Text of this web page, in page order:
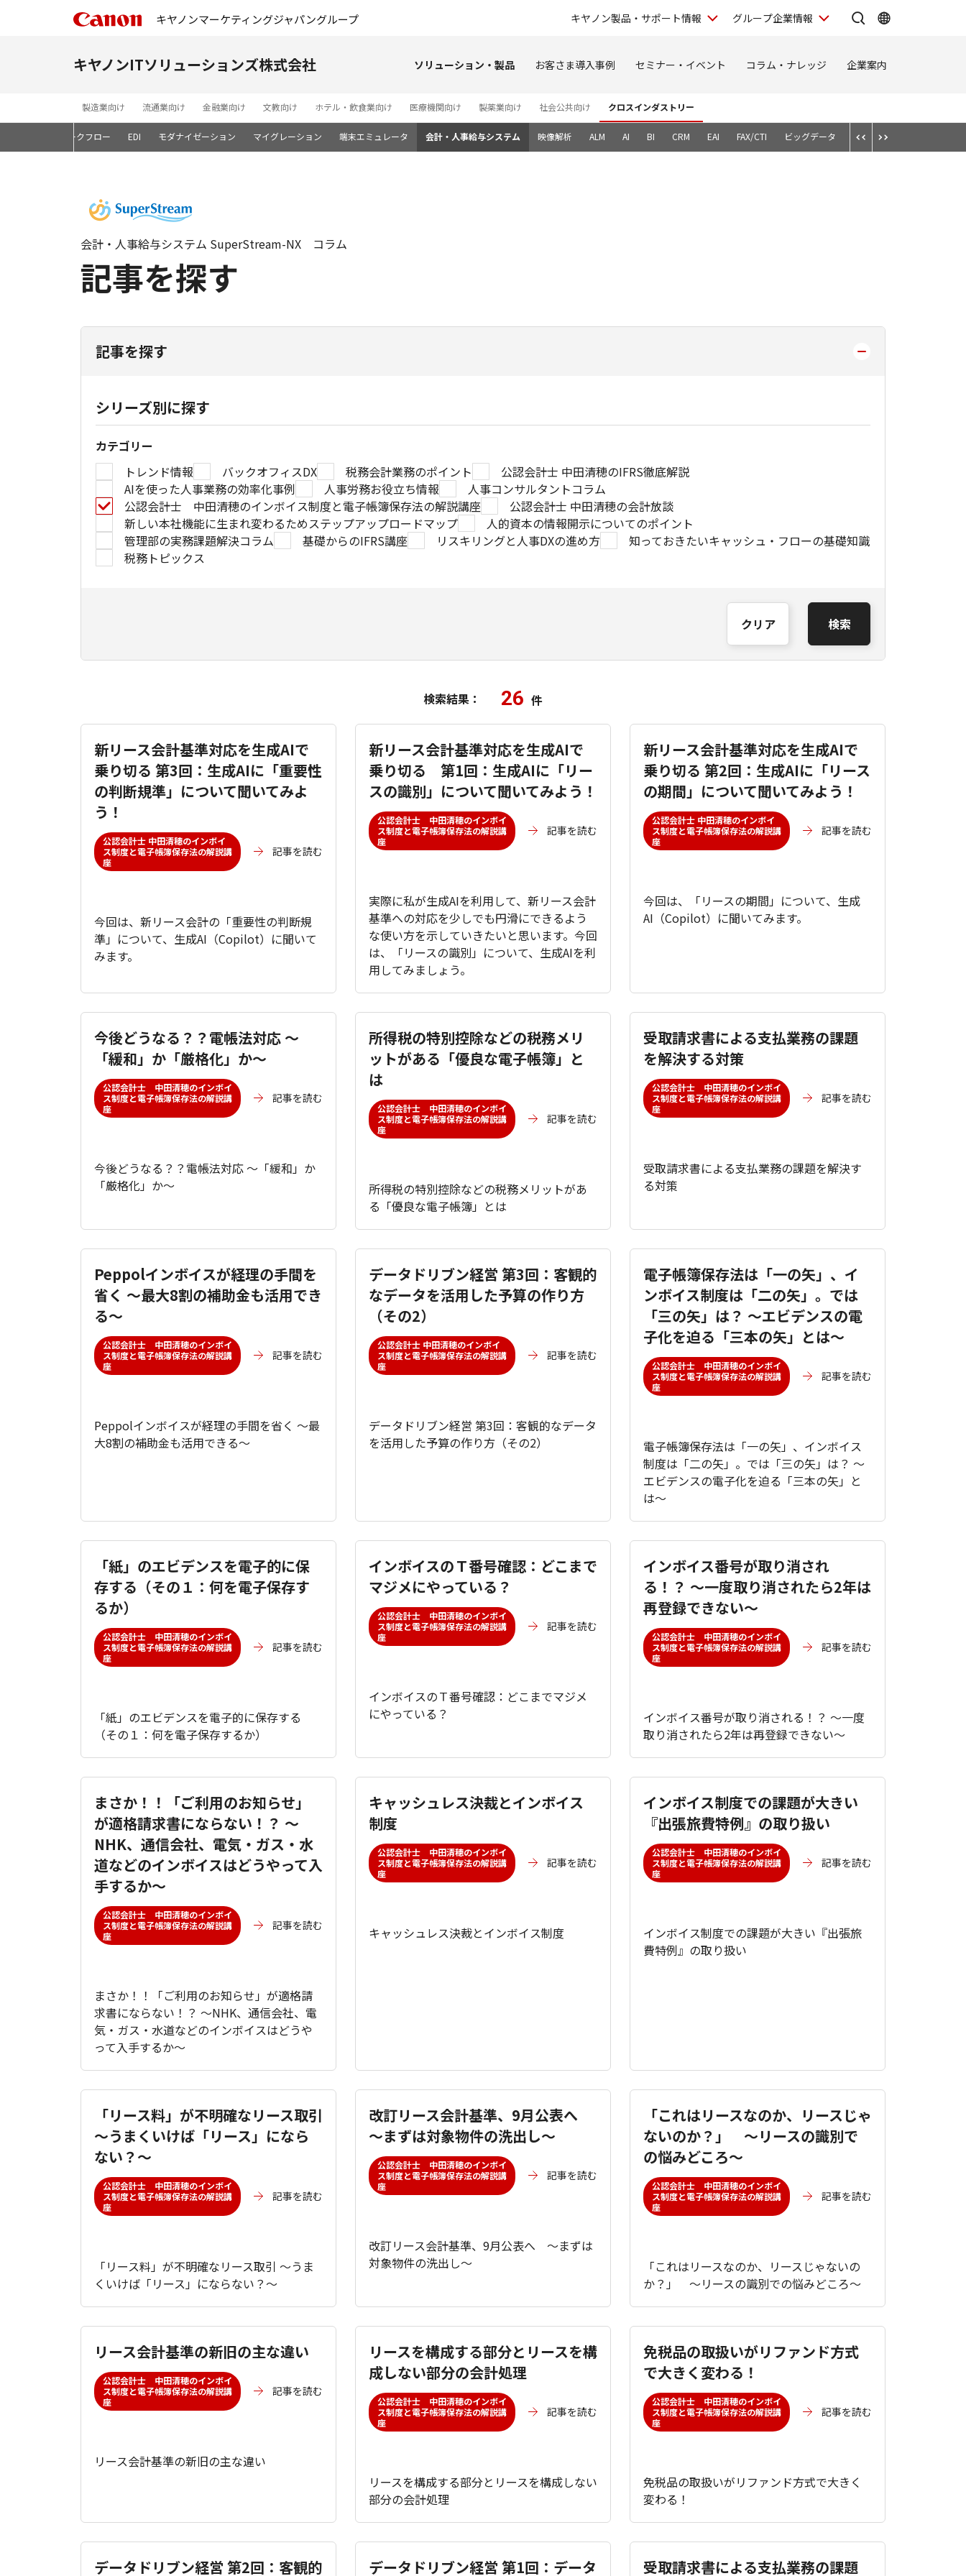
キヤノンマーケティングジャパングループ キヤノン製品・サポート情報 グループ企業情報
キヤノンITソリューションズ株式会社 ソリューション・製品 お客さま導入事例 セミナー・イベント コラム・ナレッジ 企業案内
製造業向け 流通業向け 金融業向け 文教向け ホテル・飲食業向け 医療機関向け 製薬業向け 社会公共向け クロスインダストリー
ワークフロー EDI モダナイゼーション マイグレーション 端末エミュレータ 会計・人事給与システム 映像解析 ALM AI BI CRM EAI FAX/CTI ビッグデータ スマートデバイス
記事を探す
会計・人事給与システム SuperStream-NX コラム
記事を探す
シリーズ別に探す
カテゴリー
トレンド情報
バックオフィスDX 税務会計業務のポイント
公認会計士 中田清穂のIFRS徹底解説
AIを使った人事業務の効率化事例
人事労務お役立ち情報
人事コンサルタントコラム
公認会計士 中田清穂のインボイス制度と電子帳簿保存法の解説講座
公認会計士 中田清穂の会計放談
新しい本社機能に生まれ変わるためステップアップロードマップ
人的資本の情報開示についてのポイント
管理部の実務課題解決コラム
基礎からのIFRS講座 リスキリングと人事DXの進め方
知っておきたいキャッシュ・フローの基礎知識
税務トピックス
クリア 検索
検索結果： 26 件
新リース会計基準対応を生成AIで
乗り切る 第3回：生成AIに「重要性
の判断規準」について聞いてみよ
う！
公認会計士 中田清穂のインボイ
ス制度と電子帳簿保存法の解説講
座
記事を読む
今回は、新リース会計の「重要性の判断規
準」について、生成AI（Copilot）に聞いて
みます。
新リース会計基準対応を生成AIで
乗り切る 第1回：生成AIに「リー
スの識別」について聞いてみよう！
公認会計士 中田清穂のインボイ
ス制度と電子帳簿保存法の解説講
座
記事を読む
実際に私が生成AIを利用して、新リース会計
基準への対応を少しでも円滑にできるよう
な使い方を示していきたいと思います。今回
は、「リースの識別」について、生成AIを利
用してみましょう。
新リース会計基準対応を生成AIで
乗り切る 第2回：生成AIに「リース
の期間」について聞いてみよう！
公認会計士 中田清穂のインボイ
ス制度と電子帳簿保存法の解説講
座
記事を読む
今回は、「リースの期間」について、生成
AI（Copilot）に聞いてみます。
今後どうなる？？電帳法対応 ～
「緩和」か「厳格化」か～
公認会計士 中田清穂のインボイ
ス制度と電子帳簿保存法の解説講
座
記事を読む
今後どうなる？？電帳法対応 ～「緩和」か
「厳格化」か～
所得税の特別控除などの税務メリ
ットがある「優良な電子帳簿」と
は
公認会計士 中田清穂のインボイ
ス制度と電子帳簿保存法の解説講
座
記事を読む
所得税の特別控除などの税務メリットがあ
る「優良な電子帳簿」とは
受取請求書による支払業務の課題
を解決する対策
公認会計士 中田清穂のインボイ
ス制度と電子帳簿保存法の解説講
座
記事を読む
受取請求書による支払業務の課題を解決す
る対策
Peppolインボイスが経理の手間を
省く ～最大8割の補助金も活用でき
る～
公認会計士 中田清穂のインボイ
ス制度と電子帳簿保存法の解説講
座
記事を読む
Peppolインボイスが経理の手間を省く ～最
大8割の補助金も活用できる～
データドリブン経営 第3回：客観的
なデータを活用した予算の作り方
（その2）
公認会計士 中田清穂のインボイ
ス制度と電子帳簿保存法の解説講
座
記事を読む
データドリブン経営 第3回：客観的なデータ
を活用した予算の作り方（その2）
電子帳簿保存法は「一の矢」、イ
ンボイス制度は「二の矢」。では
「三の矢」は？ ～エビデンスの電
子化を迫る「三本の矢」とは～
公認会計士 中田清穂のインボイ
ス制度と電子帳簿保存法の解説講
座
記事を読む
電子帳簿保存法は「一の矢」、インボイス
制度は「二の矢」。では「三の矢」は？ ～
エビデンスの電子化を迫る「三本の矢」と
は～
「紙」のエビデンスを電子的に保
存する（その１：何を電子保存す
るか）
公認会計士 中田清穂のインボイ
ス制度と電子帳簿保存法の解説講
座
記事を読む
「紙」のエビデンスを電子的に保存する
（その１：何を電子保存するか）
インボイスのＴ番号確認：どこまで
マジメにやっている？
公認会計士 中田清穂のインボイ
ス制度と電子帳簿保存法の解説講
座
記事を読む
インボイスのＴ番号確認：どこまでマジメ
にやっている？
インボイス番号が取り消され
る！？ ～一度取り消されたら2年は
再登録できない～
公認会計士 中田清穂のインボイ
ス制度と電子帳簿保存法の解説講
座
記事を読む
インボイス番号が取り消される！？ ～一度
取り消されたら2年は再登録できない～
まさか！！「ご利用のお知らせ」
が適格請求書にならない！？ ～
NHK、通信会社、電気・ガス・水
道などのインボイスはどうやって入
手するか～
公認会計士 中田清穂のインボイ
ス制度と電子帳簿保存法の解説講
座
記事を読む
まさか！！「ご利用のお知らせ」が適格請
求書にならない！？ ～NHK、通信会社、電
気・ガス・水道などのインボイスはどうや
って入手するか～
キャッシュレス決裁とインボイス
制度
公認会計士 中田清穂のインボイ
ス制度と電子帳簿保存法の解説講
座
記事を読む
キャッシュレス決裁とインボイス制度
インボイス制度での課題が大きい
『出張旅費特例』の取り扱い
公認会計士 中田清穂のインボイ
ス制度と電子帳簿保存法の解説講
座
記事を読む
インボイス制度での課題が大きい『出張旅
費特例』の取り扱い
「リース料」が不明確なリース取引
～うまくいけば「リース」になら
ない？～
公認会計士 中田清穂のインボイ
ス制度と電子帳簿保存法の解説講
座
記事を読む
「リース料」が不明確なリース取引 ～うま
くいけば「リース」にならない？～
改訂リース会計基準、9月公表へ
～まずは対象物件の洗出し～
公認会計士 中田清穂のインボイ
ス制度と電子帳簿保存法の解説講
座
記事を読む
改訂リース会計基準、9月公表へ ～まずは
対象物件の洗出し～
「これはリースなのか、リースじゃ
ないのか？」 ～リースの識別で
の悩みどころ～
公認会計士 中田清穂のインボイ
ス制度と電子帳簿保存法の解説講
座
記事を読む
「これはリースなのか、リースじゃないの
か？」 ～リースの識別での悩みどころ～
リース会計基準の新旧の主な違い
公認会計士 中田清穂のインボイ
ス制度と電子帳簿保存法の解説講
座
記事を読む
リース会計基準の新旧の主な違い
リースを構成する部分とリースを構
成しない部分の会計処理
公認会計士 中田清穂のインボイ
ス制度と電子帳簿保存法の解説講
座
記事を読む
リースを構成する部分とリースを構成しない
部分の会計処理
免税品の取扱いがリファンド方式
で大きく変わる！
公認会計士 中田清穂のインボイ
ス制度と電子帳簿保存法の解説講
座
記事を読む
免税品の取扱いがリファンド方式で大きく
変わる！
データドリブン経営 第2回：客観的 データドリブン経営 第1回：データ 受取請求書による支払業務の課題